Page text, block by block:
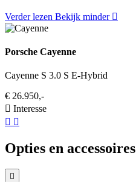
Verder lezen Bekijk minder
Porsche Cayenne
Cayenne S 3.0 S E-Hybrid
€ 26.950,-
Interesse
Opties en accessoires